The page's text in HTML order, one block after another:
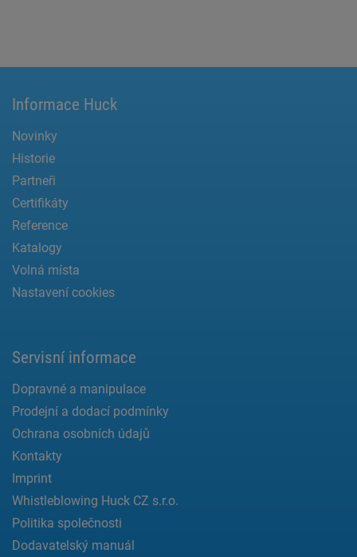
Informace Huck
Novinky
Historie
Partneři
Certifikáty
Reference
Katalogy
Volná místa
Nastavení cookies
Servisní informace
Dopravné a manipulace
Prodejní a dodací podmínky
Ochrana osobních údajů
Kontakty
Imprint
Whistleblowing Huck CZ s.r.o.
Politika společnosti
Dodavatelský manuál